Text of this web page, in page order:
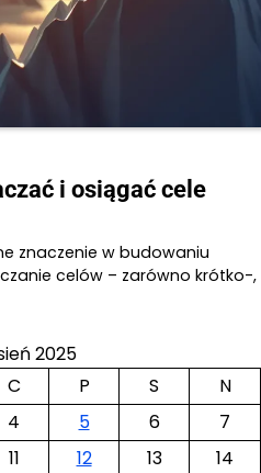
i osiągać cele
znaczenie w budowaniu
celów – zarówno krótko-,
2025
C P S
N
4 5 6
7
11 12 13
14